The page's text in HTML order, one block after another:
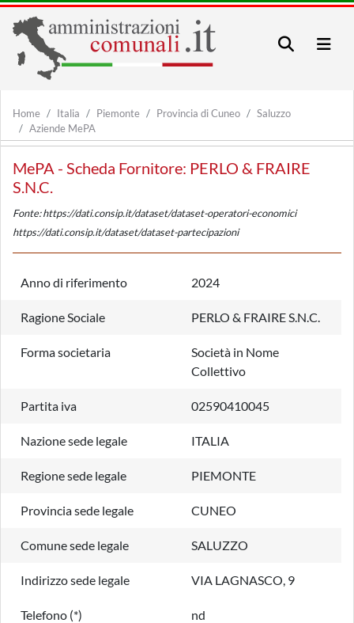
Home Italia Piemonte Provincia di Cuneo
Saluzzo
Aziende MePA
MePA - Scheda Fornitore: PERLO & FRAIRE
S.N.C.
Fonte: https://dati.consip.it/dataset/dataset-operatori-economici
https://dati.consip.it/dataset/dataset-partecipazioni
Anno di riferimento 2024
Ragione Sociale PERLO & FRAIRE S.N.C.
Forma societaria
Società in Nome
Collettivo
Partita iva 02590410045
Nazione sede legale ITALIA
Regione sede legale PIEMONTE
Provincia sede legale CUNEO
Comune sede legale SALUZZO
Indirizzo sede legale VIA LAGNASCO, 9
Telefono (*) nd